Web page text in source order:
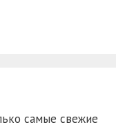
самые свежие